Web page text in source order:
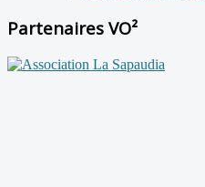
Partenaires VO²